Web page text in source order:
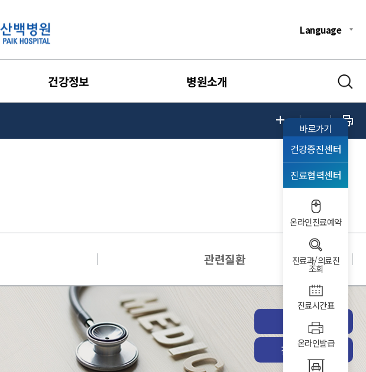
Language
건강정보 병원소개
관련질환
진료예약
전체진료과
바로가기
건강증진센터
진료협력센터
온라인진료예약
진료과/의료진
조회
진료시간표
온라인발급